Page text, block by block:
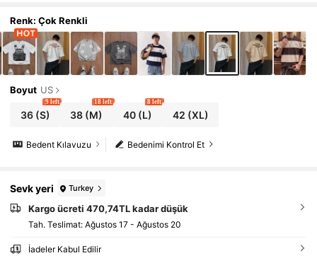
Renk: Çok Renkli
Boyut US
36(S)
9 left
38 (M)
18 left
40(L)
8 left
42 (XL)
Bedenimi Kontrol Et
Bedent Kılavuzu
Sevk yeri Turkey
Kargo ücreti 470,74TL kadar düşük
Tah. Teslimat: Ağustos 17 - Ağustos 20
İadeler Kabul Edilir